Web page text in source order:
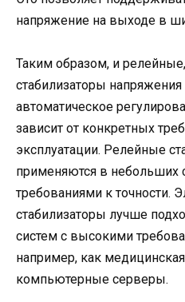
напряжение на выходе в
Таким образом, и
стабилизаторы
автоматическое
зависит от конкретных
эксплуатации. Релейные
применяются в небольших
требованиями к точности.
стабилизаторы лучше
систем с высокими
например, как
компьютерные серверы.